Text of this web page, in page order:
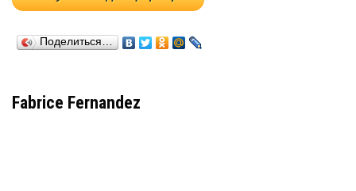
Поделиться…
Fabrice Fernandez